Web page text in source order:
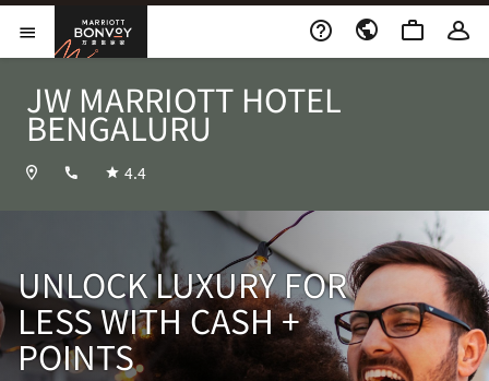
Skip to Content
打开菜单万豪旅享家
JW MARRIOTT HOTEL
BENGALURU
+918067189999
4.4
UNLOCK LUXURY FOR
LESS WITH CASH +
POINTS